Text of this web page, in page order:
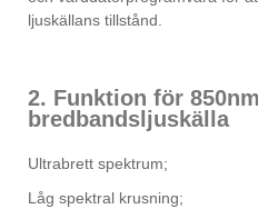
ljuskällans tillstånd.
2. Funktion för
bredbandsljuskälla
Ultrabrett spektrum;
Låg spektral krusning;